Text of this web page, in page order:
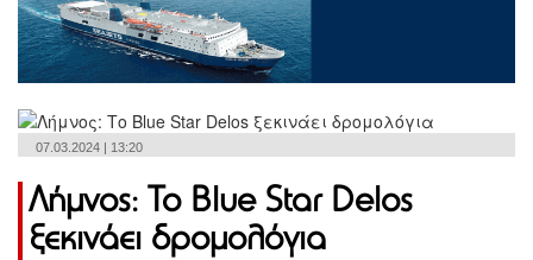
07.03.2024 | 13:20
Λήμνος: Το Blue Star Delos
ξεκινάει δρομολόγια